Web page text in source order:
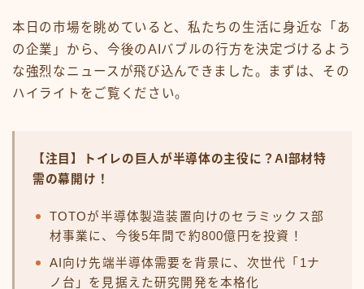
本日の市場を眺めていると、私たちの生活に身近な「あ
の企業」から、今後のAIバブルの行方を決定づけるよう
な強烈なニュースが飛び込んできました。まずは、その
ハイライトをご覧ください。
【注目】トイレの巨人が半導体の主役に？AI部材特
需の幕開け！
TOTOが半導体製造装置向けのセラミックス部
材事業に、今後5年間で約800億円を投資！
AI向け先端半導体需要を背景に、次世代「1ナ
ノ台」を見据えた研究開発を本格化